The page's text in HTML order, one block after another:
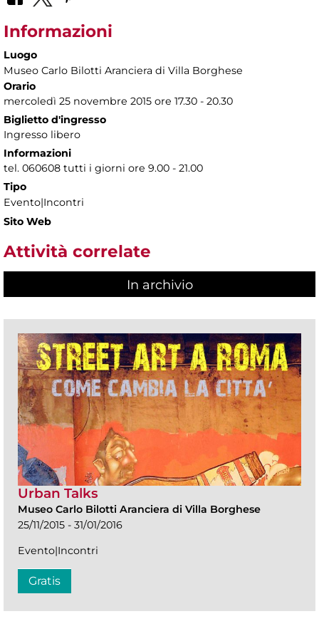
Informazioni
Luogo
Museo Carlo Bilotti Aranciera di Villa Borghese
Orario
mercoledì 25 novembre 2015 ore 17.30 - 20.30
Biglietto d'ingresso
Ingresso libero
Informazioni
tel. 060608 tutti i giorni ore 9.00 - 21.00
Tipo
Evento|Incontri
Sito Web
Attività correlate
In archivio
Urban Talks
Museo Carlo Bilotti Aranciera di Villa Borghese
25/11/2015 - 31/01/2016
Evento|Incontri
Gratis